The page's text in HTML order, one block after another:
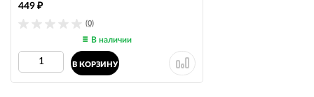
(0)
449 ₽
В наличии
В КОРЗИНУ